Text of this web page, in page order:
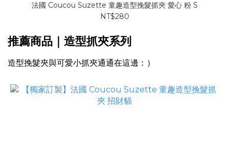
法國 Coucou Suzette 童趣造型挽髮抓夾 愛心 粉 S
NT$280
推薦商品｜造型抓夾系列
造型挽髮夾與可愛小抓夾通通在這邊：）